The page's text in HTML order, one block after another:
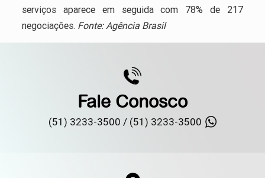
serviços aparece em seguida com 78% de 217
negociações. Fonte: Agência Brasil
Fale Conosco
(51) 3233-3500 / (51) 3233-3500